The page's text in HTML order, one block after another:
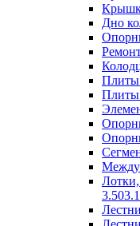
Дно
Плиты
Плиты